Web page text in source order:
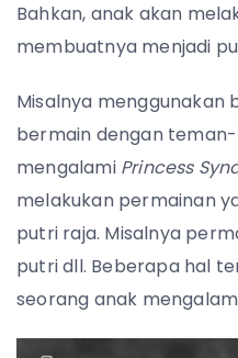
Bahkan, anak akan
membuatnya menjadi
Misalnya menggunakan
bermain dengan
mengalami Princess
melakukan permainan
putri raja. Misalnya
putri dll. Beberapa hal
seorang anak